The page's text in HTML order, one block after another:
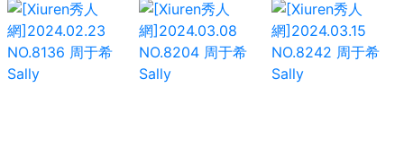
NO.8027 周于希
Sally
NO.8057 周于希
Sally
NO.8097 周于希
Sally